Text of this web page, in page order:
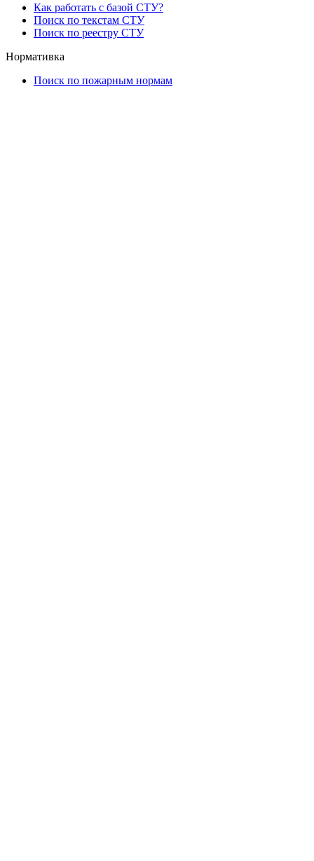
Как работать с базой СТУ?
Поиск по текстам СТУ
Поиск по реестру СТУ
Нормативка
Поиск по пожарным нормам